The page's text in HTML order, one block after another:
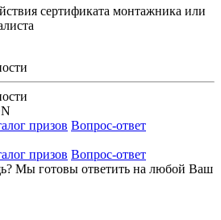
сертификата монтажника или
призов Вопрос-ответ
призов Вопрос-ответ
Мы готовы ответить на любой Ваш